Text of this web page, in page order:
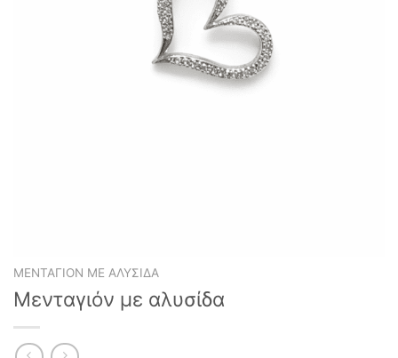
ΜΕΝΤΑΓΙΌΝ ΜΕ ΑΛΥΣΊΔΑ
Μενταγιόν με αλυσίδα